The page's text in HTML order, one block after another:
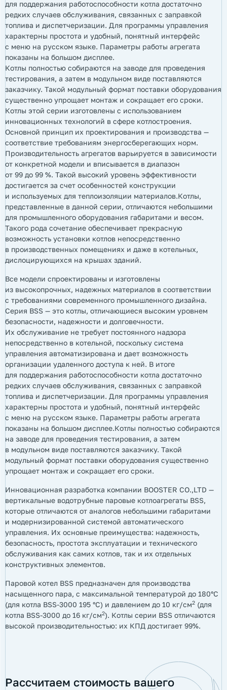
для поддержания работоспособности котла достаточно
редких случаев обслуживания, связанных с заправкой
топлива и диспетчеризации. Для программы управления
характерны простота и удобный, понятный интерфейс
с меню на русском языке. Параметры работы агрегата
показаны на большом дисплее.
Котлы полностью собираются на заводе для проведения
тестирования, а затем в модульном виде поставляются
заказчику. Такой модульный формат поставки оборудования
существенно упрощает монтаж и сокращает его сроки.
Котлы этой серии изготовлены с использованием
инновационных технологий в сфере котлостроения.
Основной принцип их проектирования и производства —
соответствие требованиям энергосберегающих норм.
Производительность агрегатов варьируется в зависимости
от конкретной модели и вписывается в диапазон
от 99 до 99 %. Такой высокий уровень эффективности
достигается за счет особенностей конструкции
и используемых для теплоизоляции материалов.Котлы,
представленные в данной серии, отличаются небольшими
для промышленного оборудования габаритами и весом.
Такого рода сочетание обеспечивает прекрасную
возможность установки котлов непосредственно
в производственных помещениях и даже в котельных,
дислоцирующихся на крышах зданий.
Все модели спроектированы и изготовлены
из высокопрочных, надежных материалов в соответствии
с требованиями современного промышленного дизайна.
Серия BSS — это котлы, отличающиеся высоким уровнем
безопасности, надежности и долговечности.
Их обслуживание не требует постоянного надзора
непосредственно в котельной, поскольку система
управления автоматизирована и дает возможность
организации удаленного доступа к ней. В итоге
для поддержания работоспособности котла достаточно
редких случаев обслуживания, связанных с заправкой
топлива и диспетчеризации. Для программы управления
характерны простота и удобный, понятный интерфейс
с меню на русском языке. Параметры работы агрегата
показаны на большом дисплее.Котлы полностью собираются
на заводе для проведения тестирования, а затем
в модульном виде поставляются заказчику. Такой
модульный формат поставки оборудования существенно
упрощает монтаж и сокращает его сроки.
Инновационная разработка компании BOOSTER CO.,LTD —
вертикальные водотрубные паровые котлоагрегаты BSS,
которые отличаются от аналогов небольшими габаритами
и модернизированной системой автоматического
управления. Их основные преимущества: надежность,
безопасность, простота эксплуатации и технического
обслуживания как самих котлов, так и их отдельных
конструктивных элементов.
Паровой котел BSS предназначен для производства
насыщенного пара, с максимальной температурой до 180°С
(для котла BSS-3000 195 °С) и давлением до 10 кг/см2 (для
котла BSS-3000 до 16 кг/см2). Котлы серии BSS отличаются
высокой производительностью: их КПД достигает 99%.
Рассчитаем стоимость вашего